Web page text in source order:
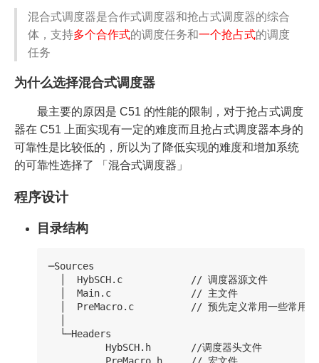
混合式调度器是合作式调度器和抢占式调度器的综合
体，支持多个合作式的调度任务和一个抢占式的调度
任务
为什么选择混合式调度器
最主要的原因是 C51 的性能的限制，对于抢占式调度
器在 C51 上面实现有一定的难度而且抢占式调度器本身的
可靠性是比较低的，所以为了降低实现的难度和增加系统
的可靠性选择了 「混合式调度器」
程序设计
目录结构
─Sources
  │  HybSCH.c            // 调度器源文件
  │  Main.c              // 主文件
│  PreMacro.c          // 预先定义常用一些常用
  └─Headers
          HybSCH.h       //调度器头文件